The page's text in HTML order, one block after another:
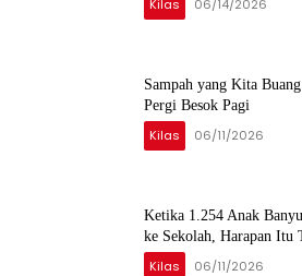
Kilas 06/14/2026
Sampah yang Kita
Pergi Besok Pagi
Kilas 06/11/2026
Ketika 1.254 Anak
ke Sekolah, Harapan Itu
Kilas 06/11/2026